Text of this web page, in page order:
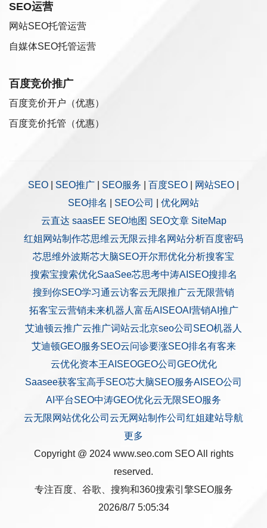
SEO运营
网站SEO托管运营
自媒体SEO托管运营
百度竞价推广
百度竞价开户（优惠）
百度竞价托管（优惠）
SEO SEO推广 SEO服务 百度SEO 网站SEO
SEO排名
SEO公司
优化网站
云直达 saasEE SEO地图 SEO文章 SiteMap
红姐网站制作芯思维云无限云排名 网站分析百度密码
芯思维外波斯芯大脑SEO开尔邢优化分析搜客宝
搜索宝搜索优化SaaSee芯思考中涛AISEO搜排名
搜到你SEO学习通云访客云无限推广云无限营销
拓客宝云营销未来机器人 富岳AISEOAI营销AI推广
艾迪顿云推广云推广词站云北京seo公司 SEO机器人
艾迪顿GEO服务SEO云问诊要涨SEO排名有客来
云优化资本王AISEOGEO公司 GEO优化
Saasee获客宝高手SEO芯大脑SEO服务AISEO公司
AI平台SEO中涛GEO优化云无限SEO服务
云无限网站优化公司 云无网站制作公司 红姐建站导航
更多
Copyright @ 2024 www.seo.com SEOAll rights
reserved.
专注百度、谷歌、搜狗和360搜索引擎SEO服务
2026/8/7 5:05:34